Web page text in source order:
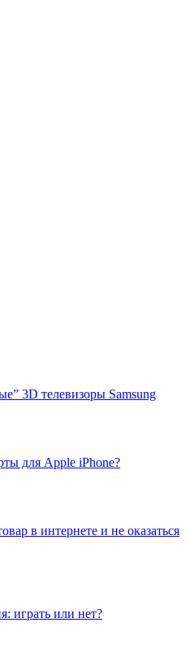
3D телевизоры Samsung
для Apple iPhone?
в интернете и не оказаться
играть или нет?